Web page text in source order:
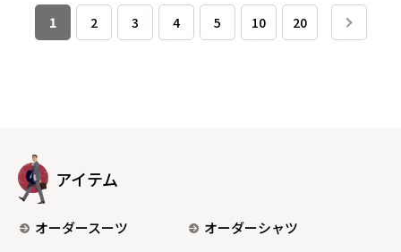
1 2 3 4 5 10 20
アイテム
オーダースーツ
オーダーシャツ